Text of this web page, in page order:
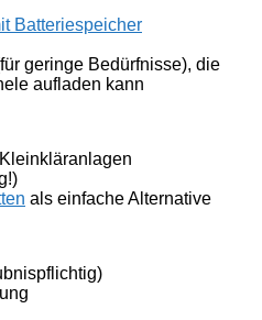
Batteriespeicher
geringe Bedürfnisse), die
aufladen kann
als einfache Alternative